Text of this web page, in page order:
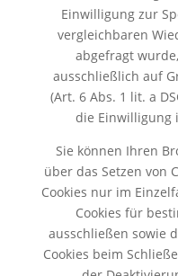
Einwilligung zur
vergleichbaren
abgefragt
ausschließlich auf
(Art. 6 Abs. 1 lit. a
die Einwilligung
Sie können Ihren
über das Setzen von
Cookies nur im
Cookies für
ausschließen sowie
Cookies beim